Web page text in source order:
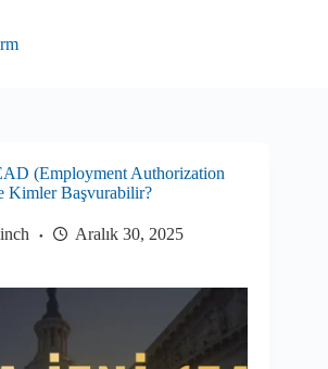
(Employment Authorization
Kimler Başvurabilir?
Aralık 30, 2025